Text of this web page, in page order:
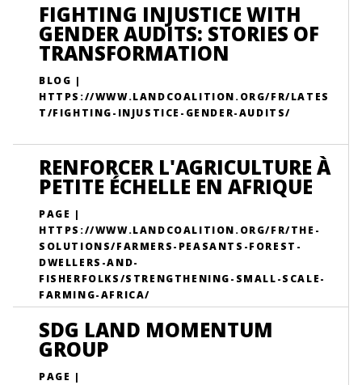
FIGHTING INJUSTICE WITH
GENDER AUDITS: STORIES OF
TRANSFORMATION
BLOG |
HTTPS://WWW.LANDCOALITION.ORG/FR/LATES
T/FIGHTING-INJUSTICE-GENDER-AUDITS/
RENFORCER L'AGRICULTURE À
PETITE ÉCHELLE EN AFRIQUE
PAGE |
HTTPS://WWW.LANDCOALITION.ORG/FR/THE-
SOLUTIONS/FARMERS-PEASANTS-FOREST-
DWELLERS-AND-
FISHERFOLKS/STRENGTHENING-SMALL-SCALE-
FARMING-AFRICA/
SDG LAND MOMENTUM
GROUP
PAGE |